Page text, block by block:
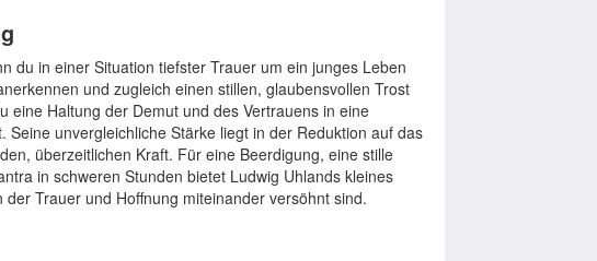
du in einer Situation tiefster Trauer um ein junges Leben
und zugleich einen stillen, glaubensvollen Trost
eine Haltung der Demut und des Vertrauens in eine
unvergleichliche Stärke liegt in der Reduktion auf das
überzeitlichen Kraft. Für eine Beerdigung, eine stille
in schweren Stunden bietet Ludwig Uhlands kleines
Trauer und Hoffnung miteinander versöhnt sind.